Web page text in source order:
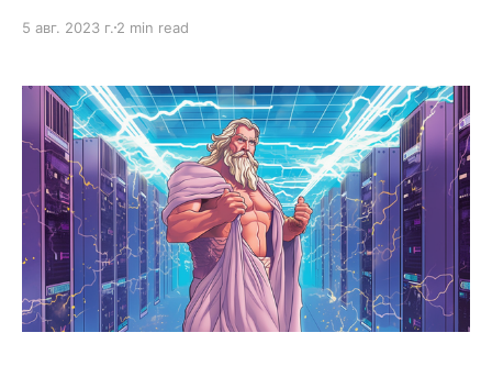
лет в IT, будучи сеньором, вряд ли ты захочешь
целить на позиции более высокого
5 авг. 2023 г. 2 min read